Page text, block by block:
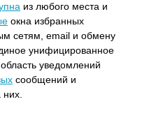
из любого места и
окна избранных
сетям, email и обмену
унифицированное
уведомлений
сообщений и